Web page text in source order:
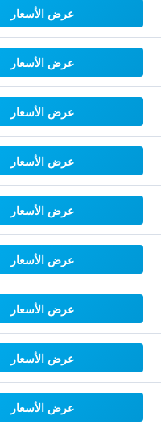
عرض الأسعار
عرض الأسعار
عرض الأسعار
عرض الأسعار
عرض الأسعار
عرض الأسعار
عرض الأسعار
عرض الأسعار
عرض الأسعار